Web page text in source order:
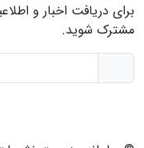
برای دریافت اخبار و
مشترک شوید.